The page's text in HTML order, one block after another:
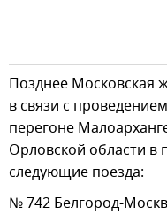
Позднее Московская
в связи с
перегоне
Орловской области в
следующие поезда:
№ 742 Белгород-